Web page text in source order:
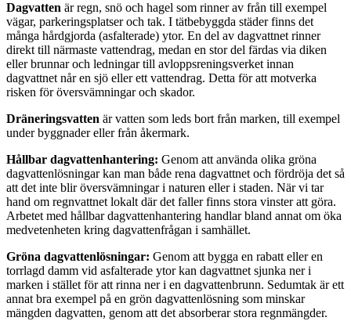
Dagvatten är regn, snö och hagel som rinner av från till exempel
vägar, parkeringsplatser och tak. I tätbebyggda städer finns det
många hårdgjorda (asfalterade) ytor. En del av dagvattnet rinner
direkt till närmaste vattendrag, medan en stor del färdas via diken
eller brunnar och ledningar till avloppsreningsverket innan
dagvattnet når en sjö eller ett vattendrag. Detta för att motverka
risken för översvämningar och skador.
Dräneringsvatten är vatten som leds bort från marken, till exempel
under byggnader eller från åkermark.
Hållbar dagvattenhantering: Genom att använda olika gröna
dagvattenlösningar kan man både rena dagvattnet och fördröja det så
att det inte blir översvämningar i naturen eller i staden. När vi tar
hand om regnvattnet lokalt där det faller finns stora vinster att göra.
Arbetet med hållbar dagvattenhantering handlar bland annat om öka
medvetenheten kring dagvattenfrågan i samhället.
Gröna dagvattenlösningar: Genom att bygga en rabatt eller en
torrlagd damm vid asfalterade ytor kan dagvattnet sjunka ner i
marken i stället för att rinna ner i en dagvattenbrunn. Sedumtak är ett
annat bra exempel på en grön dagvattenlösning som minskar
mängden dagvatten, genom att det absorberar stora regnmängder.